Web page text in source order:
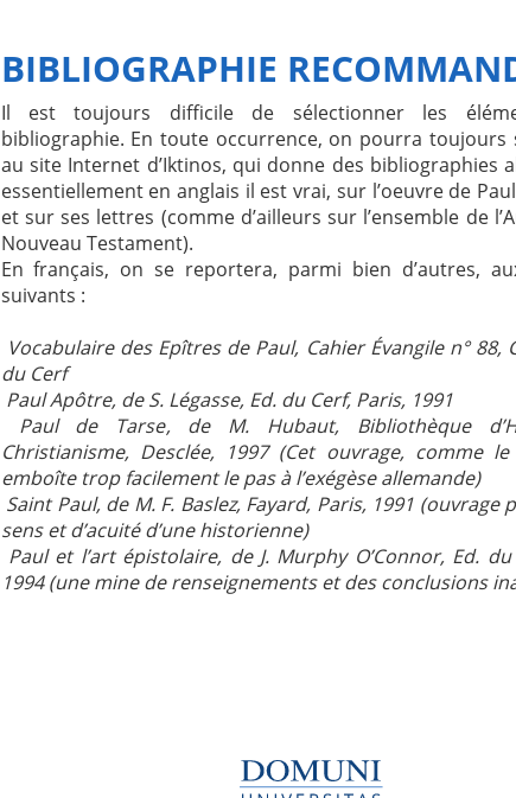
BIBLIOGRAPHIE
Il est toujours difficile de sélectionner les
bibliographie. En toute occurrence, on pourra toujours
au site Internet d’Iktinos, qui donne des bibliographies
essentiellement en anglais il est vrai, sur l’oeuvre de
et sur ses lettres (comme d’ailleurs sur l’ensemble de
Nouveau Testament).
En français, on se reportera, parmi bien d’autres,
suivants :
Vocabulaire des Epîtres de Paul, Cahier Évangile n° 88,
du Cerf
Paul Apôtre, de S. Légasse, Ed. du Cerf, Paris, 1991
Paul de Tarse, de M. Hubaut, Bibliothèque
Christianisme, Desclée, 1997 (Cet ouvrage, comme
emboîte trop facilement le pas à l’exégèse allemande)
Saint Paul, de M. F. Baslez, Fayard, Paris, 1991 (ouvrage
sens et d’acuité d’une historienne)
Paul et l’art épistolaire, de J. Murphy O’Connor, Ed.
1994 (une mine de renseignements et des conclusions